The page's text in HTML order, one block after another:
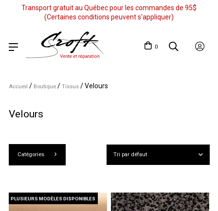
Transport gratuit au Québec pour les commandes de 95$
(Certaines conditions peuvent s'appliquer)
0
Accueil / Boutique/ Tissus/Velours
Velours
Catégories
PLUSIEURS MODÈLES DISPONIBLES